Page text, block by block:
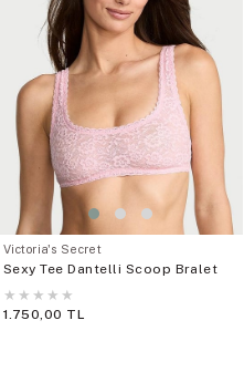
Victoria's Secret
Sexy Tee Dantelli Scoop Bralet
★ ★ ★ ★ ★
1.750,00 TL